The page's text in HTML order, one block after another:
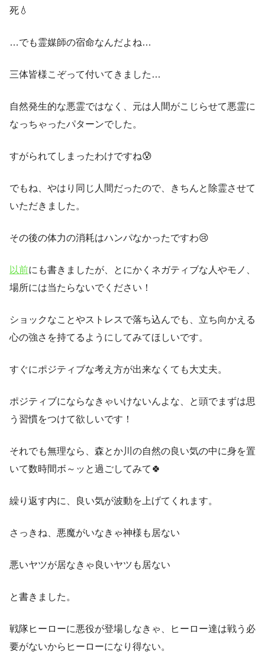
死💧
…でも霊媒師の宿命なんだよね…
三体皆様こぞって付いてきました…
自然発生的な悪霊ではなく、元は人間がこじらせて悪霊に
なっちゃったパターンでした。
すがられてしまったわけですね😰
でもね、やはり同じ人間だったので、きちんと除霊させて
いただきました。
その後の体力の消耗はハンパなかったですわ😢
以前にも書きましたが、とにかくネガティブな人やモノ、
場所には当たらないでください！
ショックなことやストレスで落ち込んでも、立ち向かえる
心の強さを持てるようにしてみてほしいです。
すぐにポジティブな考え方が出来なくても大丈夫。
ポジティブにならなきゃいけないんよな、と頭でまずは思
う習慣をつけて欲しいです！
それでも無理なら、森とか川の自然の良い気の中に身を置
いて数時間ボ～ッと過ごしてみて🍀
繰り返す内に、良い気が波動を上げてくれます。
さっきね、悪魔がいなきゃ神様も居ない
悪いヤツが居なきゃ良いヤツも居ない
と書きました。
戦隊ヒーローに悪役が登場しなきゃ、ヒーロー達は戦う必
要がないからヒーローになり得ない。